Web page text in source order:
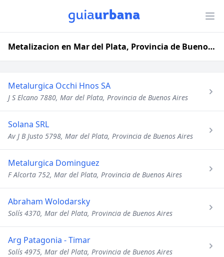
Metalizacion en Mar del Plata, Provincia de Buenos Aires
Metalurgica Occhi Hnos SA
J S Elcano 7880, Mar del Plata, Provincia de Buenos Aires
Solana SRL
Av J B Justo 5798, Mar del Plata, Provincia de Buenos Aires
Metalurgica Dominguez
F Alcorta 752, Mar del Plata, Provincia de Buenos Aires
Abraham Wolodarsky
Solís 4370, Mar del Plata, Provincia de Buenos Aires
Arg Patagonia - Timar
Solís 4975, Mar del Plata, Provincia de Buenos Aires